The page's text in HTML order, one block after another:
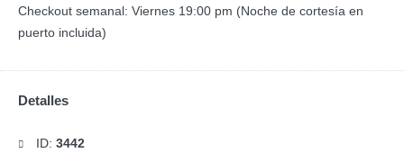
Checkout semanal: Viernes 19:00 pm (Noche de cortesía en
puerto incluida)
Detalles
ID: 3442